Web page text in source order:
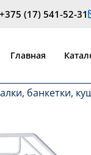
банкетки,
+375 (17) 541-52-31
и
Главная